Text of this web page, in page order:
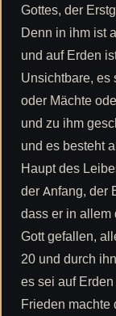
Gottes, der
Denn in ihm ist
und auf Erden
Unsichtbare, es
oder Mächte
und zu ihm
und es besteht
Haupt des
der Anfang, der
dass er in allem
Gott gefallen,
20 und durch
es sei auf
Frieden machte